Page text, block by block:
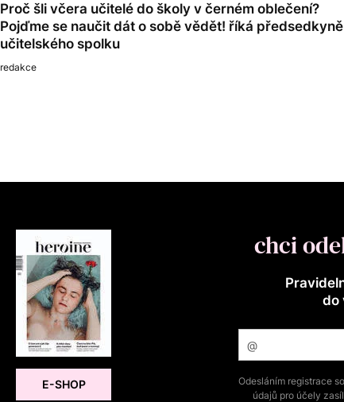
Proč šli včera učitelé do školy v černém oblečení?
Pojďme se naučit dát o sobě vědět! říká předsedkyně
učitelského spolku
redakce
E-SHOP
chci
do
Odesláním registrace
údajů pro účely